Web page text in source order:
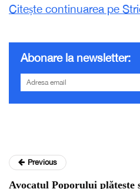
Citește continuarea pe
Abonare la newsletter:
Previous
Avocatul Poporului plătește